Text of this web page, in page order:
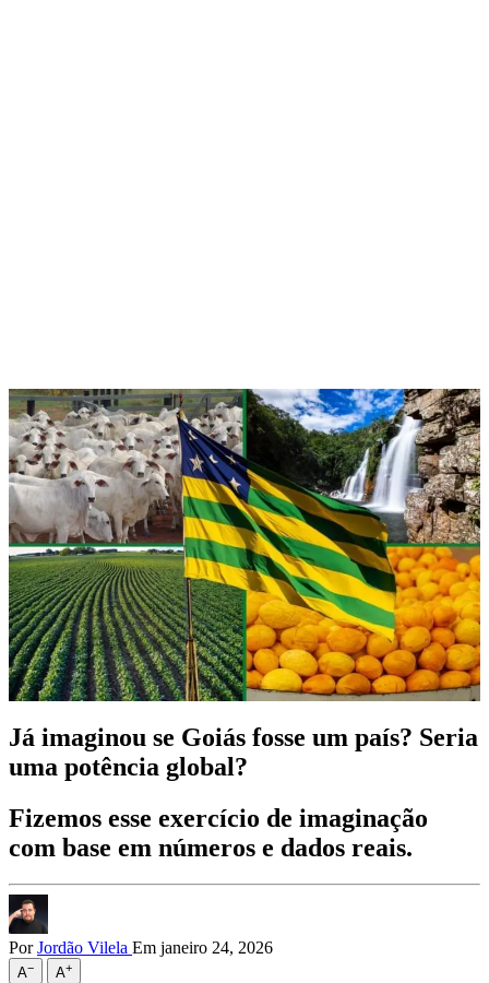
Já imaginou se Goiás fosse um país? Seria
uma potência global?
Fizemos esse exercício de imaginação
com base em números e dados reais.
PorJordão Vilela Em janeiro 24, 2026
A− A+